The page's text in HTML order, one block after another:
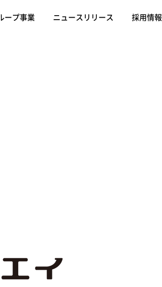
ープ事業 ニュースリリース 採用情報